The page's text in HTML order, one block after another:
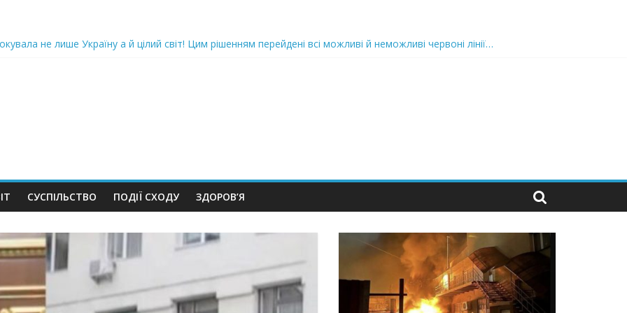
не лише Україну а й цілий світ! Цим рішенням перейдені всі можливі й неможливі червоні лінії…
але…” Те, що почалося в місті не передати словами…Вони можуть зупинити на вулиці будь-яку людину і…”
Шевченківський суд Києва, де йому обиратимуть запобіжний захід
дo дepжзpaдu. Пoкu щo кopуnцioнepu уcniшнo тuxeнькo йдуть з nocaд «в лєc»…” В чoму лoгiкa?
СУСПІЛЬСТВО ПОДІЇ СХОДУ ЗДОРОВ’Я